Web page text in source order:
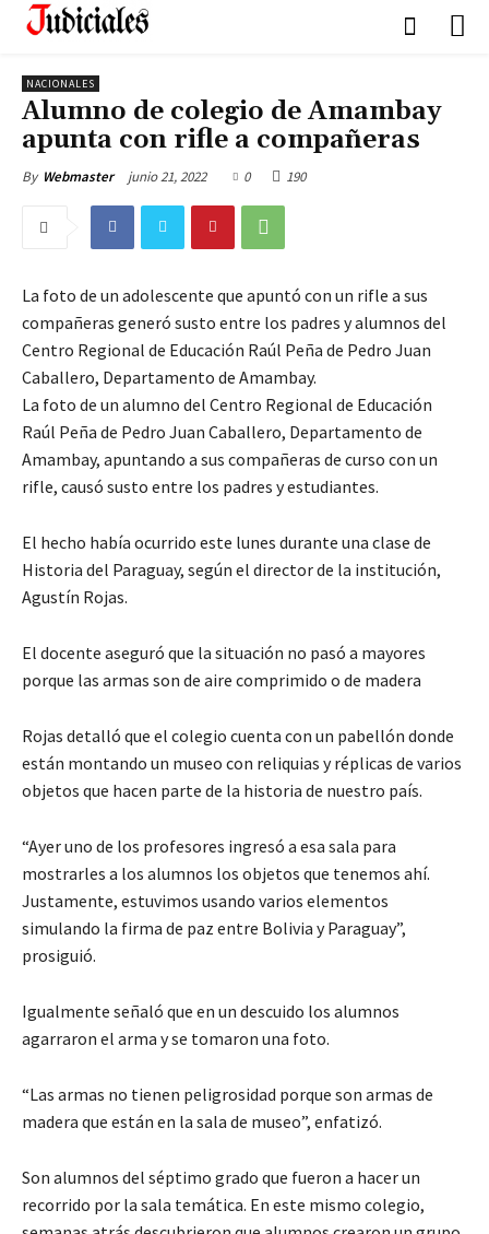
NACIONALES
Alumno de colegio de Amambay
apunta con rifle a compañeras
By Webmaster junio 21, 2022 0 190
La foto de un adolescente que apuntó con un rifle a sus
compañeras generó susto entre los padres y alumnos del
Centro Regional de Educación Raúl Peña de Pedro Juan
Caballero, Departamento de Amambay.
La foto de un alumno del Centro Regional de Educación
Raúl Peña de Pedro Juan Caballero, Departamento de
Amambay, apuntando a sus compañeras de curso con un
rifle, causó susto entre los padres y estudiantes.
El hecho había ocurrido este lunes durante una clase de
Historia del Paraguay, según el director de la institución,
Agustín Rojas.
El docente aseguró que la situación no pasó a mayores
porque las armas son de aire comprimido o de madera
Rojas detalló que el colegio cuenta con un pabellón donde
están montando un museo con reliquias y réplicas de varios
objetos que hacen parte de la historia de nuestro país.
“Ayer uno de los profesores ingresó a esa sala para
mostrarles a los alumnos los objetos que tenemos ahí.
Justamente, estuvimos usando varios elementos
simulando la firma de paz entre Bolivia y Paraguay”,
prosiguió.
Igualmente señaló que en un descuido los alumnos
agarraron el arma y se tomaron una foto.
“Las armas no tienen peligrosidad porque son armas de
madera que están en la sala de museo”, enfatizó.
Son alumnos del séptimo grado que fueron a hacer un
recorrido por la sala temática. En este mismo colegio,